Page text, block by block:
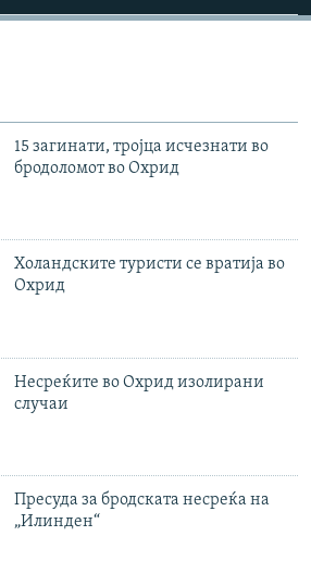
15 загинати, тројца исчезнати во
бродоломот во Охрид
Холандските туристи се вратија во
Охрид
Несреќите во Охрид изолирани
случаи
Пресуда за бродската несреќа на
„Илинден“